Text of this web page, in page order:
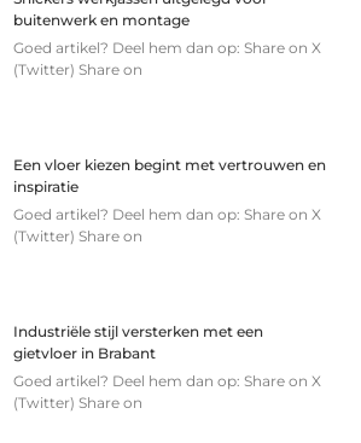
buitenwerk en montage
Goed artikel? Deel hem dan op: Share on X
(Twitter) Share on
Een vloer kiezen begint met vertrouwen en
inspiratie
Goed artikel? Deel hem dan op: Share on X
(Twitter) Share on
Industriële stijl versterken met een
gietvloer in Brabant
Goed artikel? Deel hem dan op: Share on X
(Twitter) Share on